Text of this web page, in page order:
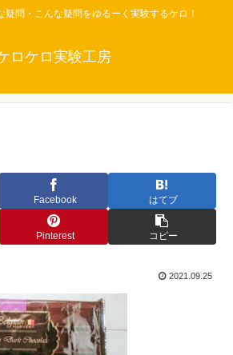
疑問・こんな疑問をゆるーく実験するケロ！
ロケロ実験工房
Facebook はてブ
Pinterest コピー
2021.09.25